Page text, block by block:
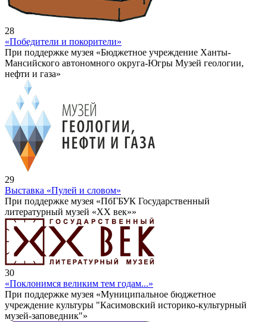
28
«Победители и покорители»
При поддержке музея «Бюджетное учреждение Ханты-
Мансийского автономного округа-Югры Музей геологии,
нефти и газа»
29
Выставка «Пулей и словом»
При поддержке музея «ПбГБУК Государственный
литературный музей «ХХ век»»
30
«Поклонимся великим тем годам...»
При поддержке музея «Муниципальное бюджетное
учреждение культуры "Касимовский историко-культурный
музей-заповедник"»